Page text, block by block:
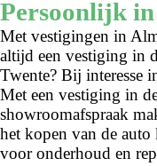
Persoonlijk
Met vestigingen in
altijd een vestiging in
Twente? Bij interesse
Met een vestiging in
showroomafspraak
het kopen van de
voor onderhoud en